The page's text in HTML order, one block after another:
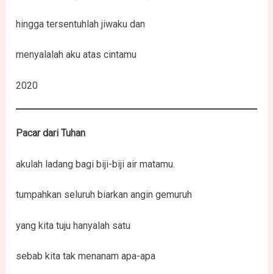
hingga tersentuhlah jiwaku dan
menyalalah aku atas cintamu
2020
Pacar dari Tuhan
akulah ladang bagi biji-biji air matamu.
tumpahkan seluruh biarkan angin gemuruh
yang kita tuju hanyalah satu
sebab kita tak menanam apa-apa